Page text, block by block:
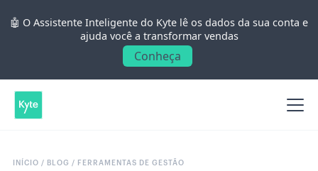
🤖 O Assistente Inteligente do Kyte lê os dados da sua conta e
ajuda você a transformar vendas
Conheça
INÍCIO / BLOG / FERRAMENTAS DE GESTÃO